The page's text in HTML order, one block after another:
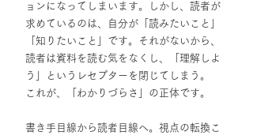
ョンになってしまいます。しかし、読者が
求めているのは、自分が「読みたいこと」
「知りたいこと」です。それがないから、
読者は資料を読む気をなくし、「理解しよ
う」というレセプターを閉じてしまう。
これが、「わかりづらさ」の正体です。
書き手目線から読者目線へ。視点の転換こ